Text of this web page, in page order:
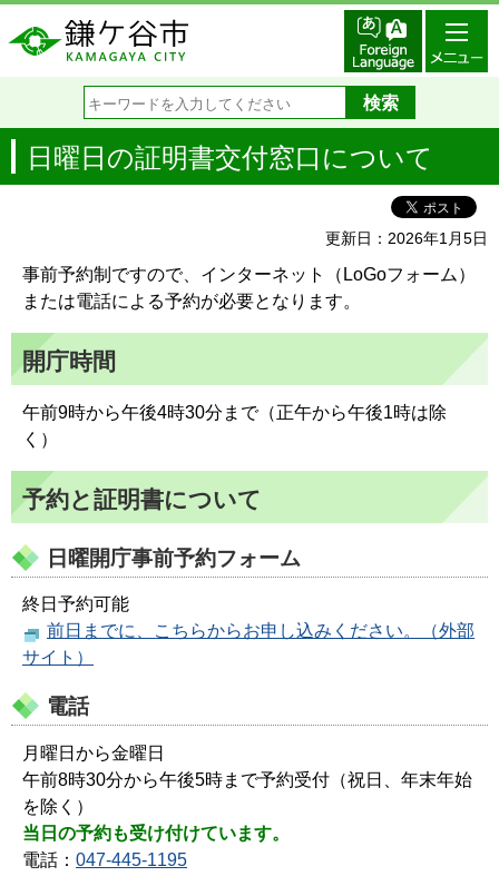
日曜日の証明書交付窓口について
更新日：2026年1月5日
事前予約制ですので、インターネット（LoGoフォーム）
または電話による予約が必要となります。
開庁時間
午前9時から午後4時30分まで（正午から午後1時は除
く）
予約と証明書について
日曜開庁事前予約フォーム
終日予約可能
前日までに、こちらからお申し込みください。（外部
サイト）
電話
月曜日から金曜日
午前8時30分から午後5時まで予約受付（祝日、年末年始
を除く）
当日の予約も受け付けています。
電話： 047-445-1195